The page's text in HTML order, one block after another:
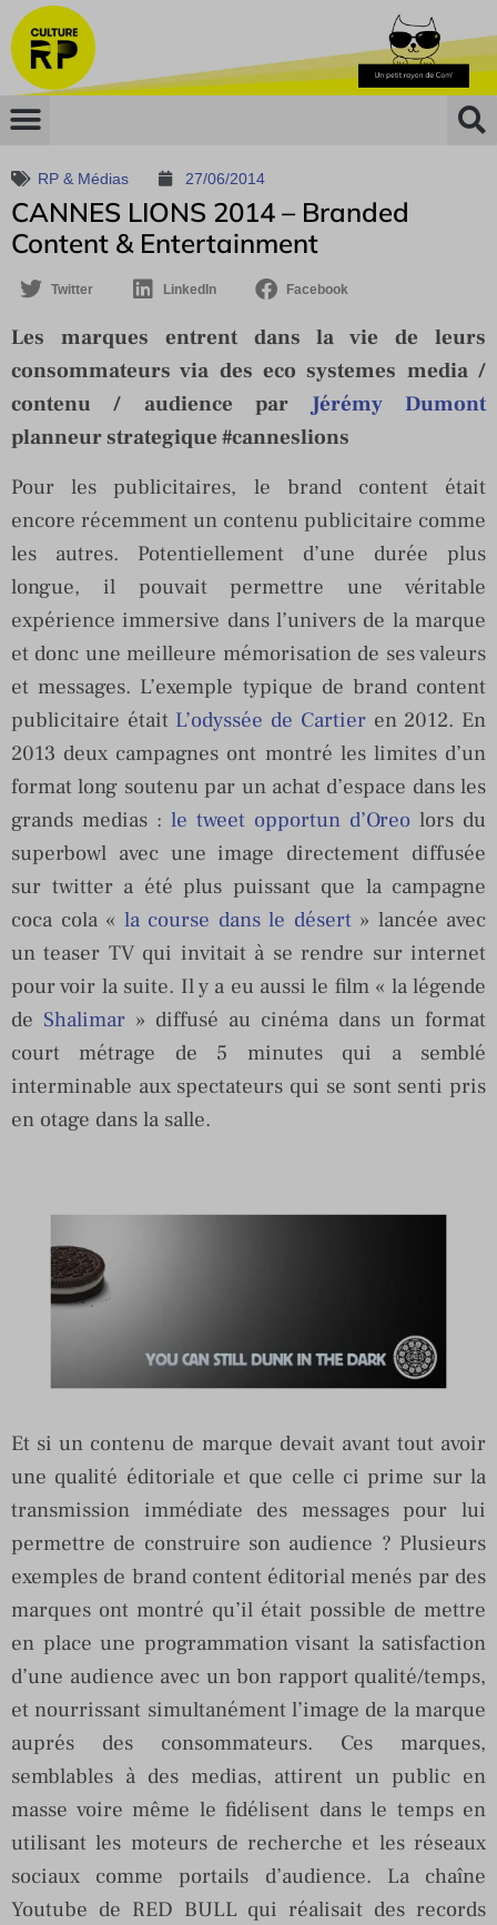
RP & Médias 27/06/2014
CANNES LIONS 2014 – Branded
Content & Entertainment
Twitter LinkedIn Facebook
Les marques entrent dans la vie de leurs
consommateurs via des eco systemes media /
contenu / audience par Jérémy Dumont
planneur strategique #canneslions
Pour les publicitaires, le brand content était
encore récemment un contenu publicitaire comme
les autres. Potentiellement d’une durée plus
longue, il pouvait permettre une véritable
expérience immersive dans l’univers de la marque
et donc une meilleure mémorisation de ses valeurs
et messages. L’exemple typique de brand content
publicitaire était L’odyssée de Cartieren 2012. En
2013 deux campagnes ont montré les limites d’un
format long soutenu par un achat d’espace dans les
grands medias : le tweet opportun d’Oreo lors du
superbowl avec une image directement diffusée
sur twitter a été plus puissant que la campagne
coca cola « la course dans le désert» lancée avec
un teaser TV qui invitait à se rendre sur internet
pour voir la suite. Il y a eu aussi le film « la légende
de Shalimar » diffusé au cinéma dans un format
court métrage de 5 minutes qui a semblé
interminable aux spectateurs qui se sont senti pris
en otage dans la salle.
Et si un contenu de marque devait avant tout avoir
une qualité éditoriale et que celle ci prime sur la
transmission immédiate des messages pour lui
permettre de construire son audience ? Plusieurs
exemples de brand content éditorial menés par des
marques ont montré qu’il était possible de mettre
en place une programmation visant la satisfaction
d’une audience avec un bon rapport qualité/temps,
et nourrissant simultanément l’image de la marque
auprés des consommateurs. Ces marques,
semblables à des medias, attirent un public en
masse voire même le fidélisent dans le temps en
utilisant les moteurs de recherche et les réseaux
sociaux comme portails d’audience. La chaîne
Youtube de RED BULL qui réalisait des records